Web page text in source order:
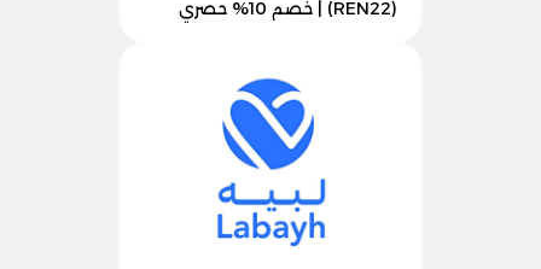
(REN22) | خصم 10% حصري